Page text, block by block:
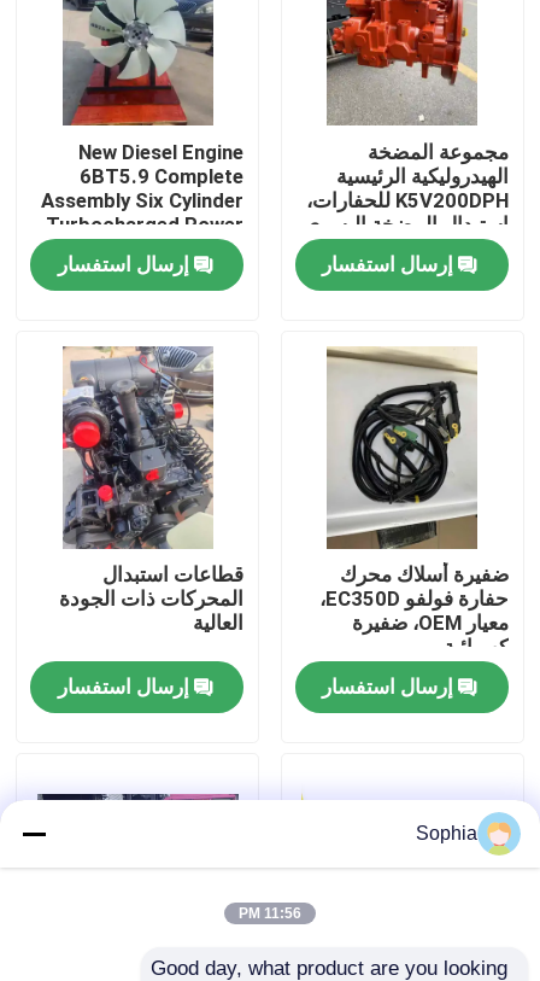
المنزل
المنتجات
فيديوهات
حولنا
جولة في المصنع
مراقبة الجودة
أخبار
الحفارات الغيار
مجموعة المضخة
الهيدروليكية الرئيسية
K5V200DPH للحفارات،
استبدال المضخة اليسرى
واليمنى
إرسال استفسار
New Diesel Engine
6BT5.9 Complete
Assembly Six Cylinder
Turbocharged Power
Unit
إرسال استفسار
ضفيرة أسلاك محرك
حفارة فولفو EC350D،
معيار OEM، ضفيرة
كهربائية
إرسال استفسار
قطاعات استبدال
المحركات ذات الجودة
العالية
إرسال استفسار
Sophia
11:56 PM
Good day, what product are you looking